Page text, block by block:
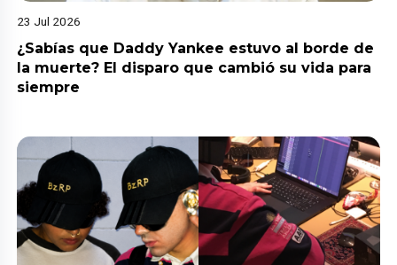
23 Jul 2026
¿Sabías que Daddy Yankee estuvo al borde de
la muerte? El disparo que cambió su vida para
siempre